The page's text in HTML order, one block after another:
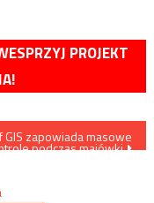
PROJEKT
GIS zapowiada masowe
podczas majówki